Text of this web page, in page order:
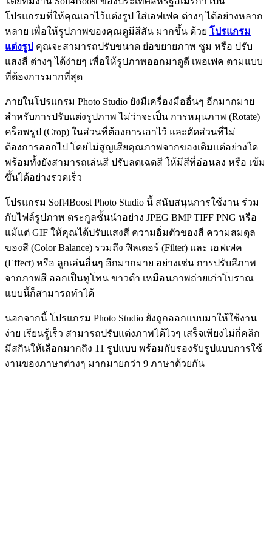
โปรแกรมที่ให้คุณเอาไว้แต่งรูป ใส่เอฟเฟค ต่างๆ ได้อย่างหลาก
หลาย เพื่อให้รูปภาพของคุณดูมีสีสัน มากขึ้น ด้วย โปรแกรม
แต่งรูป คุณจะสามารถปรับขนาด ย่อขยายภาพ ซูม หรือ ปรับ
แสงสี ต่างๆ ได้ง่ายๆ เพื่อให้รูปภาพออกมาดูดี เพอเฟค ตามแบบ
ที่ต้องการมากที่สุด
ภายในโปรแกรม Photo Studio ยังมีเครื่องมืออื่นๆ อีกมากมาย
สำหรับการปรับแต่งรูปภาพ ไม่ว่าจะเป็น การหมุนภาพ (Rotate)
คร็อพรูป (Crop) ในส่วนที่ต้องการเอาไว้ และตัดส่วนที่ไม่
ต้องการออกไป โดยไม่สูญเสียคุณภาพจากของเดิมแต่อย่างใด
พร้อมทั้งยังสามารถเล่นสี ปรับลดเฉดสี ให้มีสีที่อ่อนลง หรือ เข้ม
ขึ้นได้อย่างรวดเร็ว
โปรแกรม Soft4Boost Photo Studio นี้ สนับสนุนการใช้งาน ร่วม
กับไฟล์รูปภาพ ตระกูลชั้นนำอย่าง JPEG BMP TIFF PNG หรือ
แม้แต่ GIF ให้คุณได้ปรับแสงสี ความอิ่มตัวของสี ความสมดุล
ของสี (Color Balance) รวมถึง ฟิลเตอร์ (Filter) และ เอฟเฟค
(Effect) หรือ ลูกเล่นอื่นๆ อีกมากมาย อย่างเช่น การปรับสีภาพ
จากภาพสี ออกเป็นทูโทน ขาวดำ เหมือนภาพถ่ายเก่าโบราณ
แบบนี้ก็สามารถทำได้
นอกจากนี้ โปรแกรม Photo Studio ยังถูกออกแบบมาให้ใช้งาน
ง่าย เรียนรู้เร็ว สามารถปรับแต่งภาพได้ไวๆ เสร็จเพียงไม่กี่คลิก
มีสกินให้เลือกมากถึง 11 รูปแบบ พร้อมกับรองรับรูปแบบการใช้
งานของภาษาต่างๆ มากมายกว่า 9 ภาษาด้วยกัน